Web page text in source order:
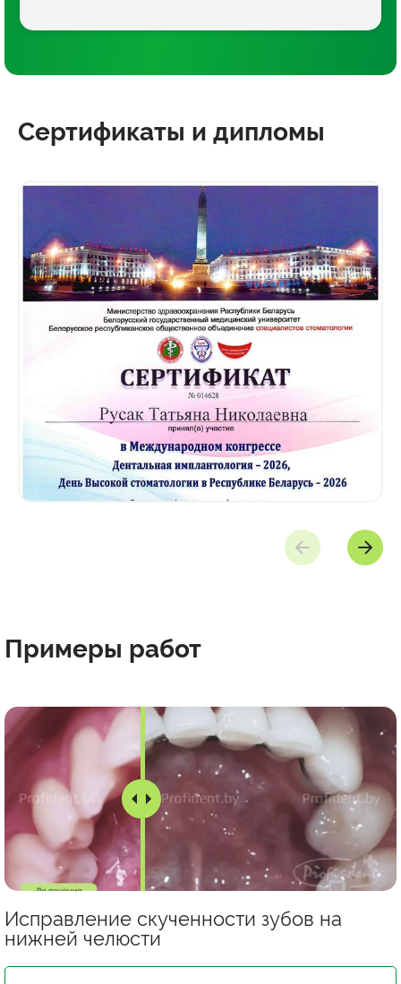
Сертификаты и дипломы
Примеры работ
Исправление скученности зубов на
нижней челюсти